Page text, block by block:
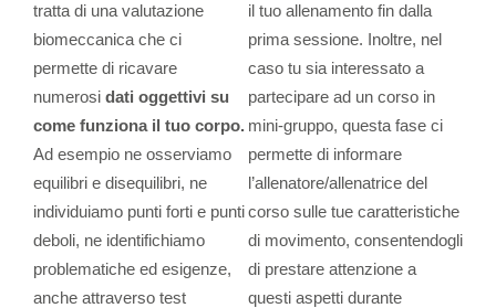
tratta di una valutazione
biomeccanica che ci
permette di ricavare
numerosi dati oggettivi su
come funziona il tuo corpo.
Ad esempio ne osserviamo
equilibri e disequilibri, ne
individuiamo punti forti e punti
deboli, ne identifichiamo
problematiche ed esigenze,
anche attraverso test
il tuo allenamento fin dalla
prima sessione. Inoltre, nel
caso tu sia interessato a
partecipare ad un corso in
mini-gruppo, questa fase ci
permette di informare
l’allenatore/allenatrice del
corso sulle tue caratteristiche
di movimento, consentendogli
di prestare attenzione a
questi aspetti durante